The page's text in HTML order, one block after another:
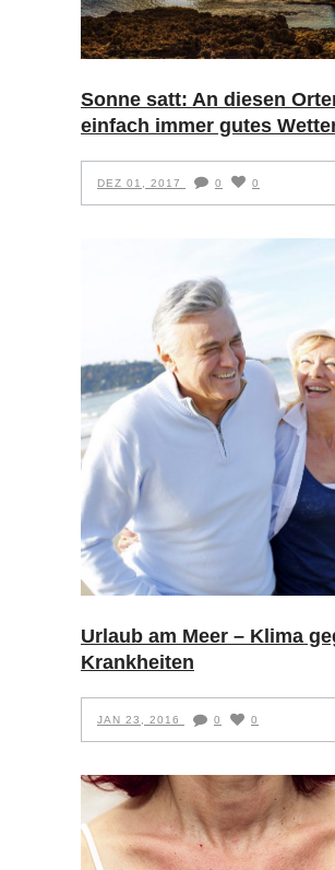
Sonne satt: An diesen
einfach immer gutes
DEZ 01, 2017 0 0
Urlaub am Meer – Klima
Krankheiten
JAN 23, 2016 0 0